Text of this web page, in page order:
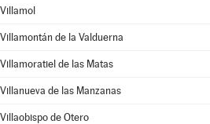
Villamol
Villamontán de la Valduerna
Villamoratiel de las Matas
Villanueva de las Manzanas
Villaobispo de Otero